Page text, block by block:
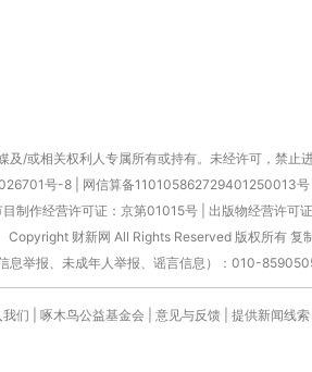
及/或相关权利人专属所有或持有。未经许可，禁止
号-8 网信算备110105862729401250013号
目制作经营许可证：京第01015号| 出版物经营许可
Copyright 财新网 All Rights Reserved 版权所有 复
息举报、未成年人举报、谣言信息）：010-
我们 啄木鸟公益基金会 意见与反馈 提供新闻线索